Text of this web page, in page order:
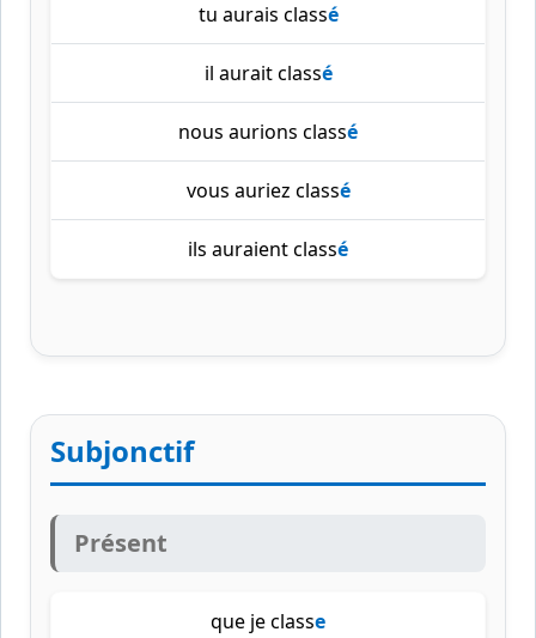
tu aurais classé
il aurait classé
nous aurions classé
vous auriez classé
ils auraient classé
Subjonctif
Présent
que je classe